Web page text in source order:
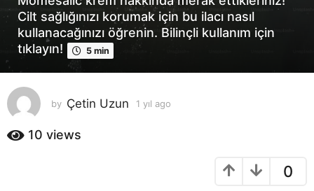
l
a
g
o
1
y
ı
a
Cilt sağlığınızı korumak için bu ilacı nasıl
kullanacağınızı öğrenin. Bilinçli kullanım için
tıklayın!
5 min
by Çetin Uzun 1 yıl ago
10 views
0